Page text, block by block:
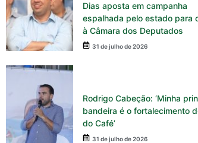
Dias aposta em campanha
espalhada pelo estado para
à Câmara dos Deputados
31 de julho de 2026
Rodrigo Cabeção: ‘Minha
bandeira é o fortalecimento
do Café’
31 de julho de 2026